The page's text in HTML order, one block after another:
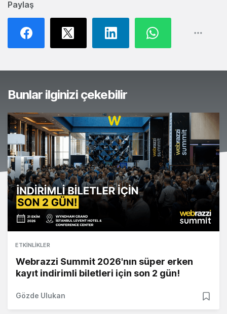
Paylaş
Bunlar ilginizi çekebilir
ETKINLIKLER
Webrazzi Summit 2026'nın süper erken
kayıt indirimli biletleri için son 2 gün!
Gözde Ulukan